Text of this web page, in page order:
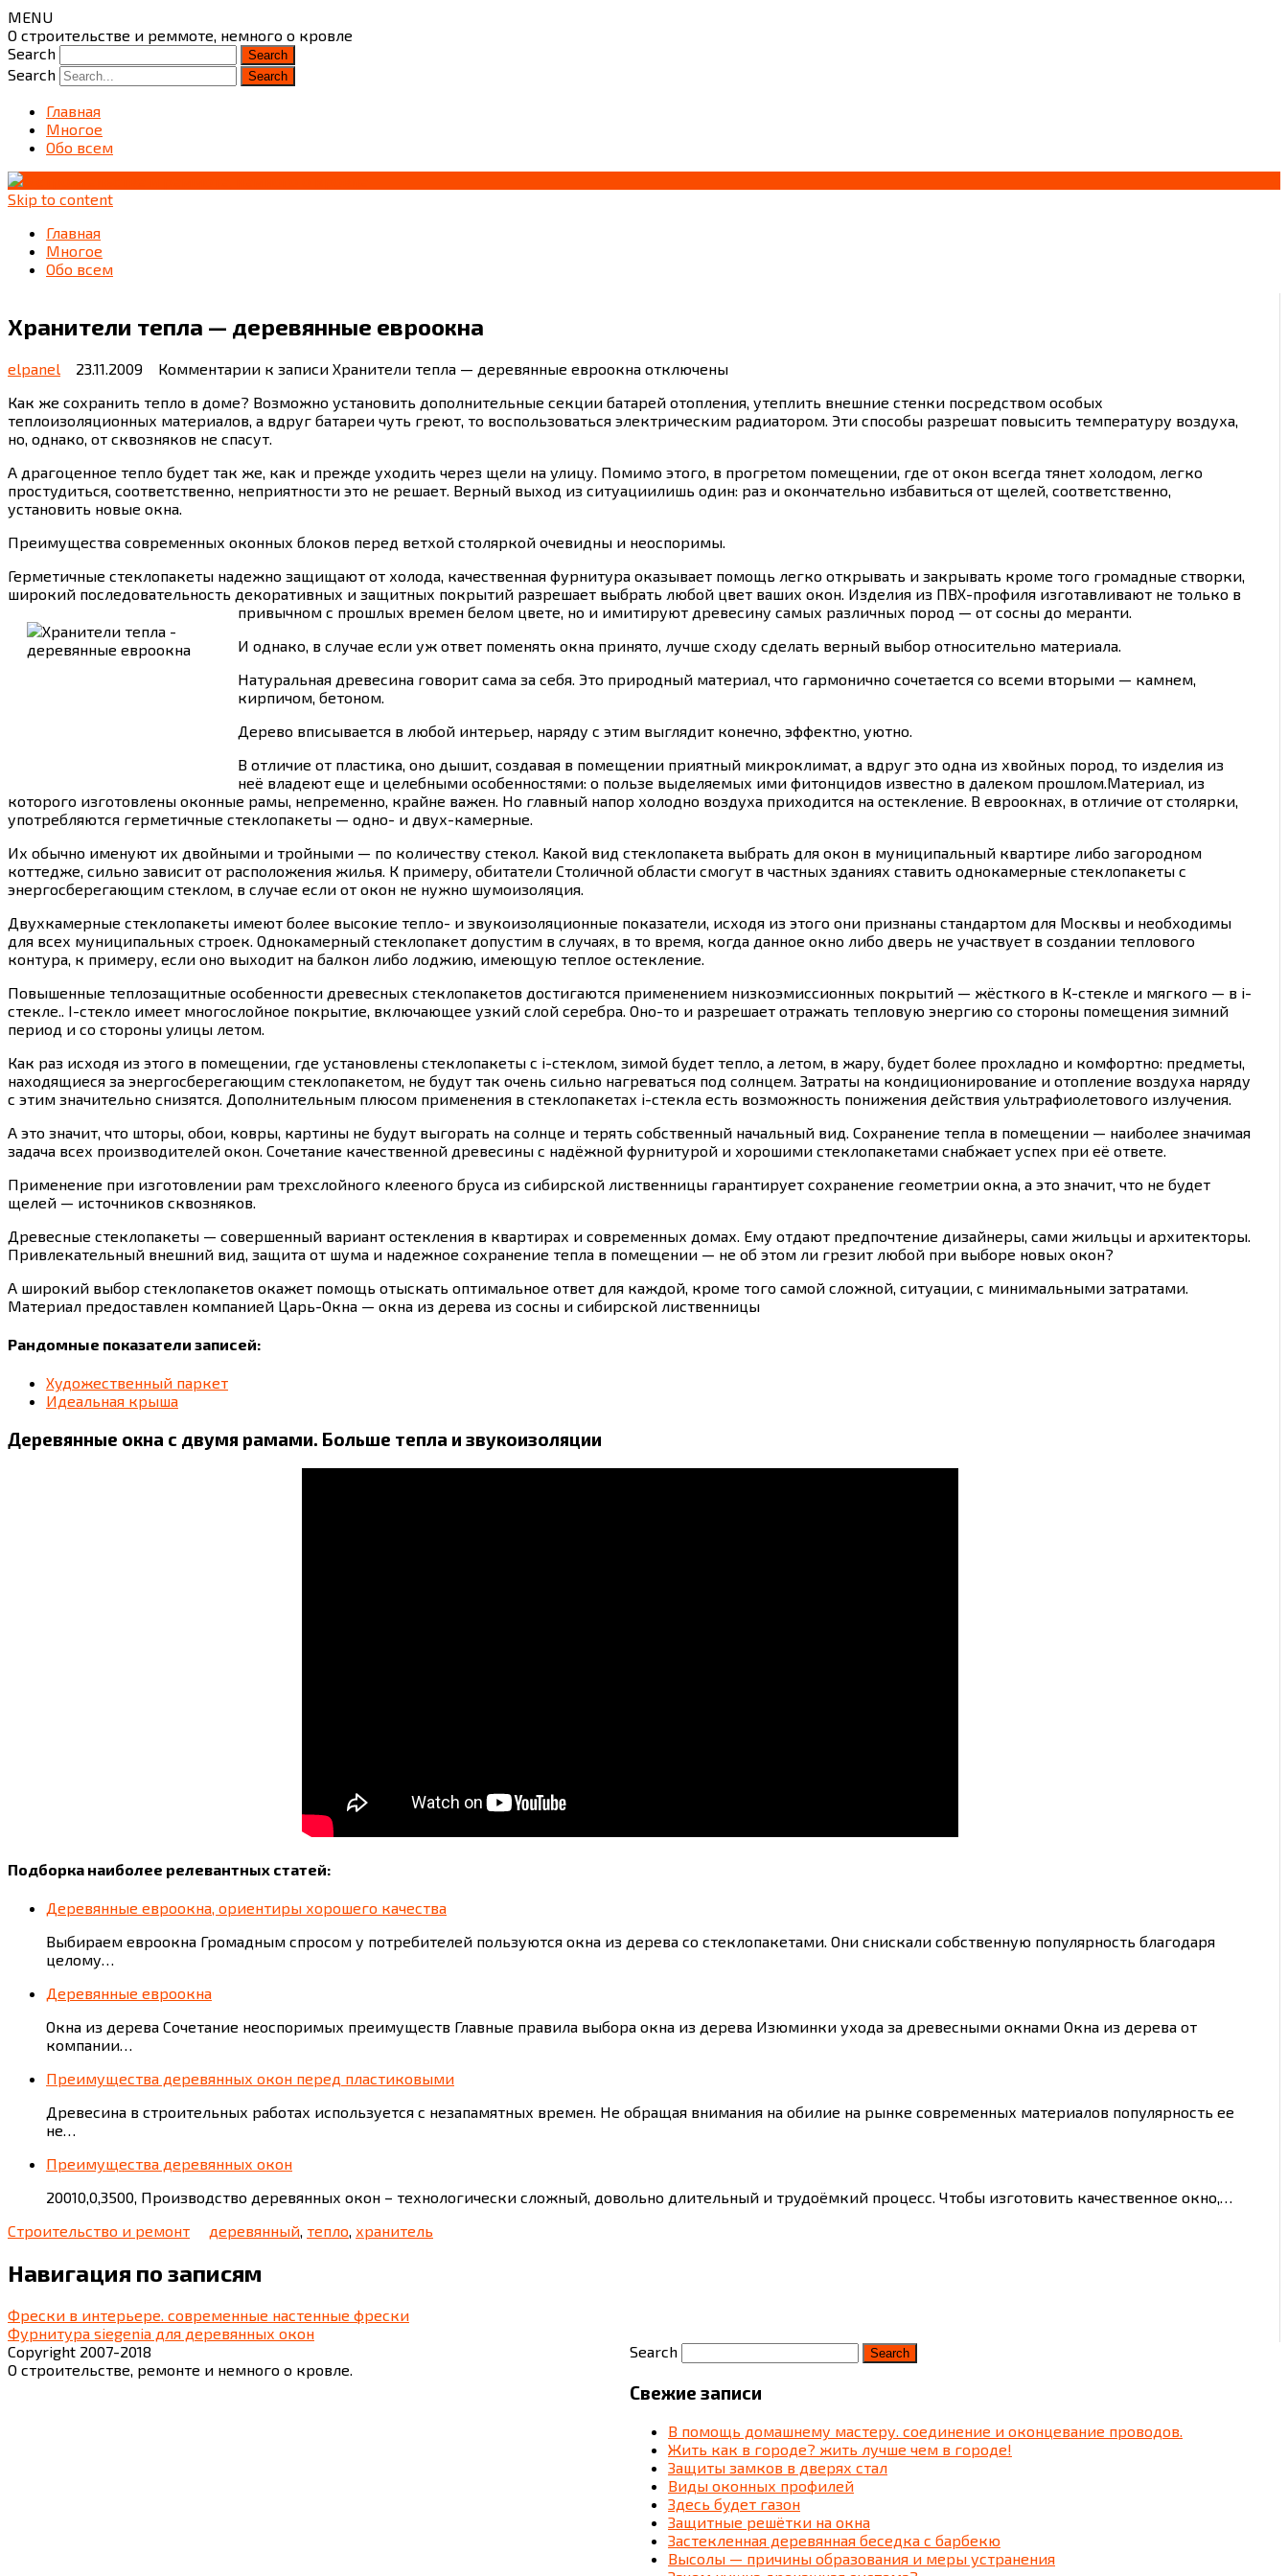
MENU
О строительстве и реммоте, немного о кровле
Search
Search
Главная
Многое
Обо всем
Skip to content
Главная
Многое
Обо всем
Хранители тепла — деревянные евроокна
elpanel 23.11.2009 Комментарии к записи Хранители тепла — деревянные евроокна отключены
Как же сохранить тепло в доме? Возможно установить дополнительные секции батарей отопления, утеплить внешние стенки посредством особых
теплоизоляционных материалов, а вдруг батареи чуть греют, то воспользоваться электрическим радиатором. Эти способы разрешат повысить температуру воздуха,
но, однако, от сквозняков не спасут.
А драгоценное тепло будет так же, как и прежде уходить через щели на улицу. Помимо этого, в прогретом помещении, где от окон всегда тянет холодом, легко
простудиться, соответственно, неприятности это не решает. Верный выход из ситуациилишь один: раз и окончательно избавиться от щелей, соответственно,
установить новые окна.
Преимущества современных оконных блоков перед ветхой столяркой очевидны и неоспоримы.
Герметичные стеклопакеты надежно защищают от холода, качественная фурнитура оказывает помощь легко открывать и закрывать кроме того громадные створки,
широкий последовательность декоративных и защитных покрытий разрешает выбрать любой цвет ваших окон. Изделия из ПВХ-профиля изготавливают не только в
привычном с прошлых времен белом цвете, но и имитируют древесину самых различных пород — от сосны до меранти.
И однако, в случае если уж ответ поменять окна принято, лучше сходу сделать верный выбор относительно материала.
Натуральная древесина говорит сама за себя. Это природный материал, что гармонично сочетается со всеми вторыми — камнем,
кирпичом, бетоном.
Дерево вписывается в любой интерьер, наряду с этим выглядит конечно, эффектно, уютно.
В отличие от пластика, оно дышит, создавая в помещении приятный микроклимат, а вдруг это одна из хвойных пород, то изделия из
неё владеют еще и целебными особенностями: о пользе выделяемых ими фитонцидов известно в далеком прошлом.Материал, из
которого изготовлены оконные рамы, непременно, крайне важен. Но главный напор холодно воздуха приходится на остекление. В евроокнах, в отличие от столярки,
употребляются герметичные стеклопакеты — одно- и двух-камерные.
Их обычно именуют их двойными и тройными — по количеству стекол. Какой вид стеклопакета выбрать для окон в муниципальный квартире либо загородном
коттедже, сильно зависит от расположения жилья. К примеру, обитатели Столичной области смогут в частных зданиях ставить однокамерные стеклопакеты с
энергосберегающим стеклом, в случае если от окон не нужно шумоизоляция.
Двухкамерные стеклопакеты имеют более высокие тепло- и звукоизоляционные показатели, исходя из этого они признаны стандартом для Москвы и необходимы
для всех муниципальных строек. Однокамерный стеклопакет допустим в случаях, в то время, когда данное окно либо дверь не участвует в создании теплового
контура, к примеру, если оно выходит на балкон либо лоджию, имеющую теплое остекление.
Повышенные теплозащитные особенности древесных стеклопакетов достигаются применением низкоэмиссионных покрытий — жёсткого в К-стекле и мягкого — в i-
стекле.. I-стекло имеет многослойное покрытие, включающее узкий слой серебра. Оно-то и разрешает отражать тепловую энергию со стороны помещения зимний
период и со стороны улицы летом.
Как раз исходя из этого в помещении, где установлены стеклопакеты с i-стеклом, зимой будет тепло, а летом, в жару, будет более прохладно и комфортно: предметы,
находящиеся за энергосберегающим стеклопакетом, не будут так очень сильно нагреваться под солнцем. Затраты на кондиционирование и отопление воздуха наряду
с этим значительно снизятся. Дополнительным плюсом применения в стеклопакетах i-стекла есть возможность понижения действия ультрафиолетового излучения.
А это значит, что шторы, обои, ковры, картины не будут выгорать на солнце и терять собственный начальный вид. Сохранение тепла в помещении — наиболее значимая
задача всех производителей окон. Сочетание качественной древесины с надёжной фурнитурой и хорошими стеклопакетами снабжает успех при её ответе.
Применение при изготовлении рам трехслойного клееного бруса из сибирской лиственницы гарантирует сохранение геометрии окна, а это значит, что не будет
щелей — источников сквозняков.
Древесные стеклопакеты — совершенный вариант остекления в квартирах и современных домах. Ему отдают предпочтение дизайнеры, сами жильцы и архитекторы.
Привлекательный внешний вид, защита от шума и надежное сохранение тепла в помещении — не об этом ли грезит любой при выборе новых окон?
А широкий выбор стеклопакетов окажет помощь отыскать оптимальное ответ для каждой, кроме того самой сложной, ситуации, с минимальными затратами.
Материал предоставлен компанией Царь-Окна — окна из дерева из сосны и сибирской лиственницы
Рандомные показатели записей:
Художественный паркет
Идеальная крыша
Деревянные окна с двумя рамами. Больше тепла и звукоизоляции
Подборка наиболее релевантных статей:
Деревянные евроокна, ориентиры хорошего качества
Выбираем евроокна Громадным спросом у потребителей пользуются окна из дерева со стеклопакетами. Они снискали собственную популярность благодаря
целому…
Деревянные евроокна
Окна из дерева Сочетание неоспоримых преимуществ Главные правила выбора окна из дерева Изюминки ухода за древесными окнами Окна из дерева от
компании…
Преимущества деревянных окон перед пластиковыми
Древесина в строительных работах используется с незапамятных времен. Не обращая внимания на обилие на рынке современных материалов популярность ее
не…
Преимущества деревянных окон
20010,0,3500, Производство деревянных окон – технологически сложный, довольно длительный и трудоёмкий процесс. Чтобы изготовить качественное окно,…
Строительство и ремонт
деревянный, тепло, хранитель
Навигация по записям
Фрески в интерьере. современные настенные фрески
Фурнитура siegenia для деревянных окон
Search
Свежие записи
В помощь домашнему мастеру. соединение и оконцевание проводов.
Жить как в городе? жить лучше чем в городе!
Защиты замков в дверях стал
Виды оконных профилей
Здесь будет газон
Защитные решётки на окна
Застекленная деревянная беседка c барбекю
Высолы — причины образования и меры устранения
Copyright 2007-2018
О строительстве, ремонте и немного о кровле.